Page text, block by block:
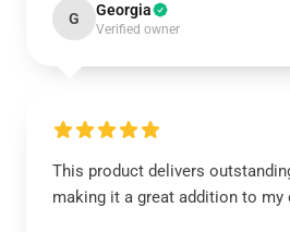
G Georgia
Verified owner
This product delivers
making it a great addition to